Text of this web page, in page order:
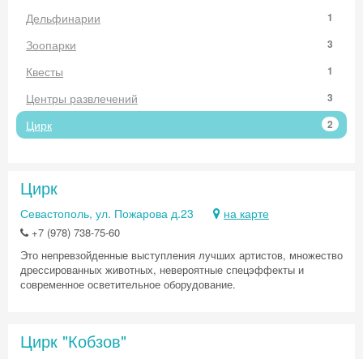
Дельфинарии 1
Зоопарки 3
Квесты 1
Центры развлечений 3
Цирк 2
Цирк
Севастополь, ул. Пожарова д.23 на карте
+7 (978) 738-75-60
Это непревзойденные выступления лучших артистов, множество
дрессированных животных, невероятные спецэффекты и
современное осветительное оборудование.
Цирк "Кобзов"